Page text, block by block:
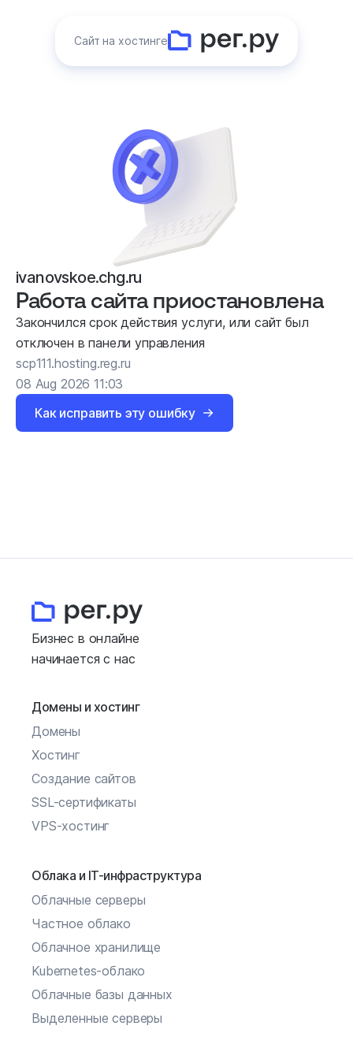
Сайт на хостинге
ivanovskoe.chg.ru
Работа сайта приостановлена
Закончился срок действия услуги, или сайт был
отключен в панели управления
scp111.hosting.reg.ru
08 Aug 2026 11:03
Как исправить эту ошибку
Бизнес в онлайне
начинается с нас
Домены и хостинг
Домены
Хостинг
Создание сайтов
SSL-сертификаты
VPS-хостинг
Облака и IT-инфраструктура
Облачные серверы
Частное облако
Облачное хранилище
Kubernetes-облако
Облачные базы данных
Выделенные серверы